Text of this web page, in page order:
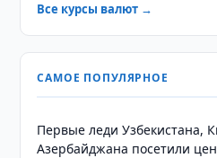
Все курсы валют →
САМОЕ ПОПУЛЯРНОЕ
Первые леди Узбекистана,
Азербайджана посетили